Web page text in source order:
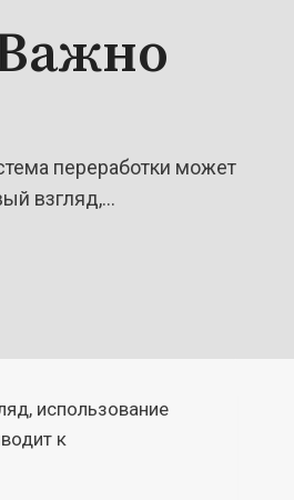
переработки может
взгляд,…
использование
к